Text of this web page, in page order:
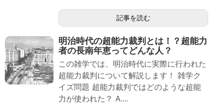
記事を読む
明治時代の超能力裁判とは！？超能力
者の長南年恵ってどんな人？
この雑学では、明治時代に実際に行われた
超能力裁判について解説します！ 雑学ク
イズ問題 超能力裁判ではどのような超能
力が使われた？ A....